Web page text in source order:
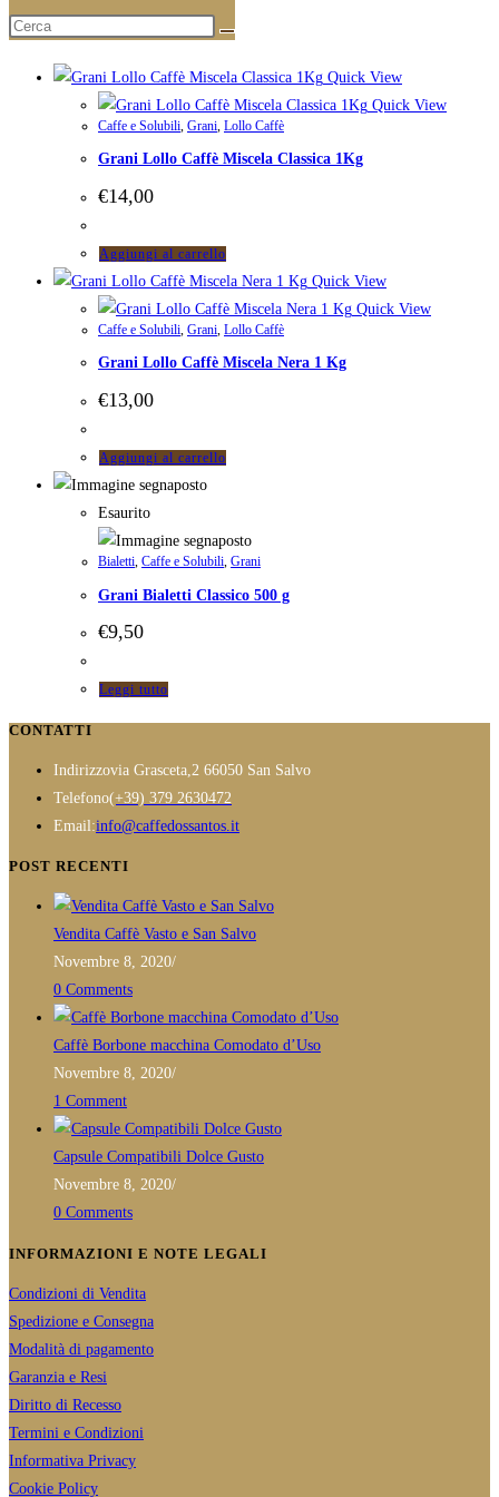
Prodotti correlati
Quick View
Quick View
Caffe e Solubili Grani Lollo Caffè
Grani Lollo Caffè Miscela Classica 1Kg
€14,00
Aggiungi al carrello
Quick View
Quick View
Caffe e Solubili, Grani, Lollo Caffè
Grani Lollo Caffè Miscela Nera 1 Kg
€13,00
Aggiungi al carrello
Esaurito
Bialetti, Caffe e Solubili, Grani
Grani Bialetti Classico 500 g
€9,50
Leggi tutto
CONTATTI
Indirizzovia Grasceta,2 66050 San Salvo
Telefono(+39) 379 2630472
in
Email:info@caffedossantos.itOpens
application
POST RECENTI
Vendita Caffè Vasto e San Salvo
Novembre 8, 2020/
0 Comments
Caffè Borbone macchina Comodato d’Uso
Novembre 8, 2020/
1 Comment
Capsule Compatibili Dolce Gusto
Novembre 8, 2020/
0 Comments
INFORMAZIONI E NOTE LEGALI
Condizioni di Vendita
Spedizione e Consegna
Modalità di pagamento
Garanzia e Resi
Diritto di Recesso
Termini e Condizioni
Informativa Privacy
Cookie Policy